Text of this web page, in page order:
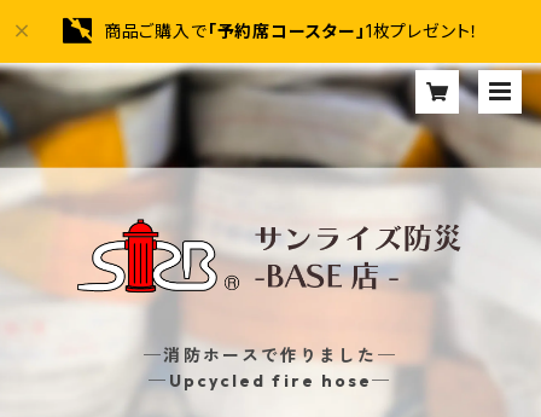
商品ご購入で「予約席コースター」1枚プレゼント！
─消防ホースで作りました─
─Upcycled fire hose─